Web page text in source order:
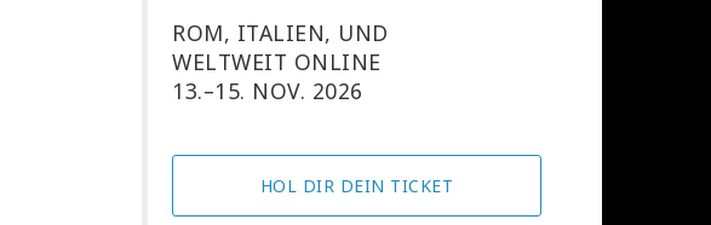
ROM, ITALIEN, UND
WELTWEIT ONLINE
13.–15. NOV. 2026
HOL DIR DEIN TICKET